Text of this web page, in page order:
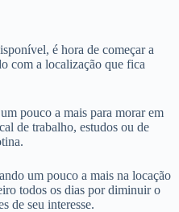
é hora de começar a
com a localização que fica
pouco a mais para morar em
de trabalho, estudos ou de
um pouco a mais na locação
todos os dias por diminuir o
de seu interesse.